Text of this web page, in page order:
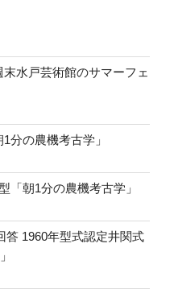
末水戸芸術館のサマーフェ
分の農機考古学」
「朝1分の農機考古学」
答 1960年型式認定井関式